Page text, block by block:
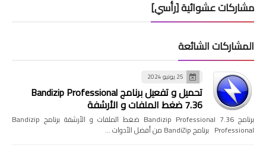
مشاركات عشوائية [رأسي]
المشاركات الشائعة
25 يونيو 2024
تحميل و تفعيل برنامج Bandizip Professional
7.36 ضغط الملفات و الأرشفة
برنامج Bandizip Professional 7.36 ضغط الملفات و الأرشفة برنامج Bandizip
Professional برنامج BandiZip من أفضل الأدوات …